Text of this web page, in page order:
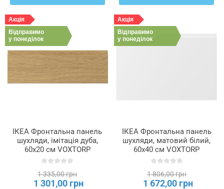
Акція
Відправимо
у понеділок
ІКЕА Фронтальна панель
шухляди, імітація дуба,
60x20 см VOXTORP
ВОКСТОРП, 905.591.59
1 335,00 грн
1 301,00 грн
Акція
Відправимо
у понеділок
ІКЕА Фронтальна панель
шухляди, матовий білий,
60x40 см VOXTORP
ВОКСТОРП, 702.731.91
1 806,00 грн
1 672,00 грн